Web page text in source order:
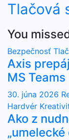
Tlačová
You
Bezpečnosť
Axis
MS Teams
30. júna 2026
Hardvér
Ako z
„umelecké